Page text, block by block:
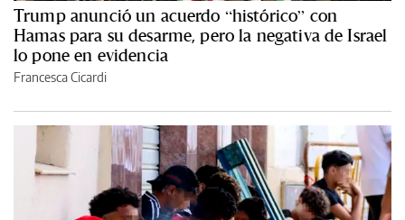
Trump anunció un acuerdo “histórico” con
Hamas para su desarme, pero la negativa de Israel
lo pone en evidencia
Francesca Cicardi